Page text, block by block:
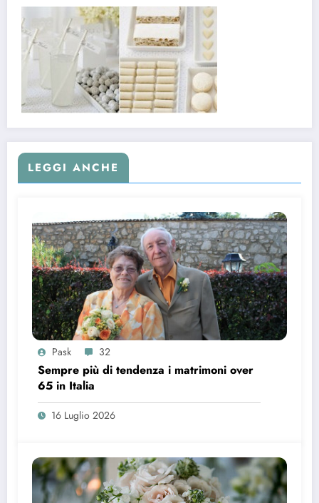
LEGGI ANCHE
Pask 32
Sempre più di tendenza i matrimoni over
65 in Italia
16 Luglio 2026